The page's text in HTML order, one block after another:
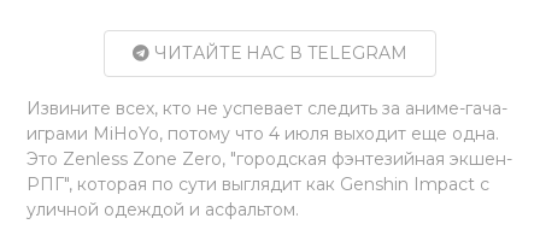
ЧИТАЙТЕ НАС В TELEGRAM
Извините всех, кто не успевает следить за аниме-гача-
играми MiHoYo, потому что 4 июля выходит еще одна.
Это Zenless Zone Zero, "городская фэнтезийная экшен-
РПГ", которая по сути выглядит как Genshin Impact с
уличной одеждой и асфальтом.